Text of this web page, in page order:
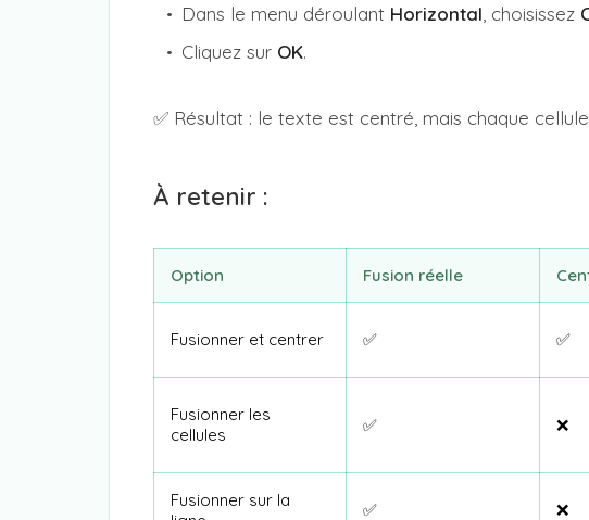
Dans le menu déroulant Horizontal , choisissez
Cliquez sur OK.
✅ Résultat : le texte est centré, mais chaque
À retenir :
Option Fusion réelle
Fusionner et centrer ✅ ✅
Fusionner les
cellules
✅ ❌
Fusionner sur la
✅ ❌